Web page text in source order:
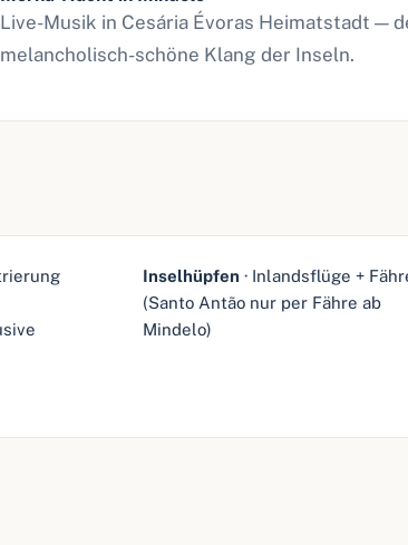
Live-Musik in Cesária Évoras Heimatstadt —
melancholisch-schöne Klang der Inseln.
Inselhüpfen · Inlandsflüge +
(Santo Antão nur per Fähre ab
Mindelo)